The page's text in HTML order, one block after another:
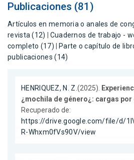
Publicaciones (81)
Artículos en memoria o anales de
revista (12)
Cuadernos de trabajo -
completo (17)
Parte o capítulo de
publicaciones (14)
HENRIQUEZ, N. Z. (2025).
¿mochila de género¿: cargas
Recuperado de:
https://drive.google.com/file/d/
R-Whxm0fVs90V/view